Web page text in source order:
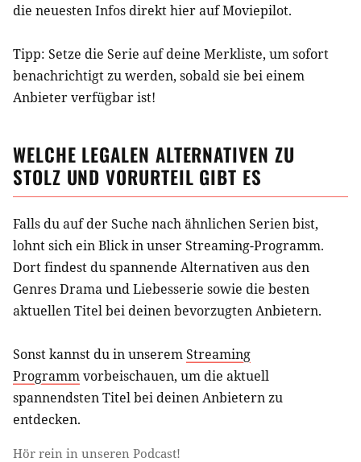
die neuesten Infos direkt hier auf Moviepilot.
Tipp: Setze die Serie auf deine Merkliste, um sofort
benachrichtigt zu werden, sobald sie bei einem
Anbieter verfügbar ist!
WELCHE LEGALEN ALTERNATIVEN ZU
STOLZ UND VORURTEIL GIBT ES
Falls du auf der Suche nach ähnlichenSerienbist,
lohnt sich ein Blick in unser Streaming-Programm.
Dort findest du spannende Alternativen aus den
Genres Drama und Liebesserie sowie die besten
aktuellen Titel bei deinen bevorzugten Anbietern.
Sonst kannst du in unseremStreaming
Programmvorbeischauen, um die aktuell
spannendsten Titel bei deinen Anbietern zu
entdecken.
Hör rein in unseren Podcast!